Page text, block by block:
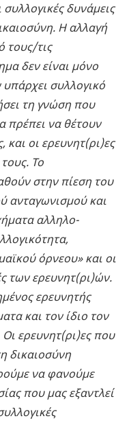
δυνάμεις
Η αλλαγή
τους/τις
δεν είναι μόνο
συλλογικό
τη γνώση που
πρέπει να θέτουν
και οι ερευνητ(ρι)ες
Το
στην πίεση του
ανταγωνισμού και
αλληλο-
όρνεου» και οι
των ερευνητ(ρι)ών.
ερευνητής
και τον ίδιο τον
ερευνητ(ρι)ες που
δικαιοσύνη
να φανούμε
που μας εξαντλεί